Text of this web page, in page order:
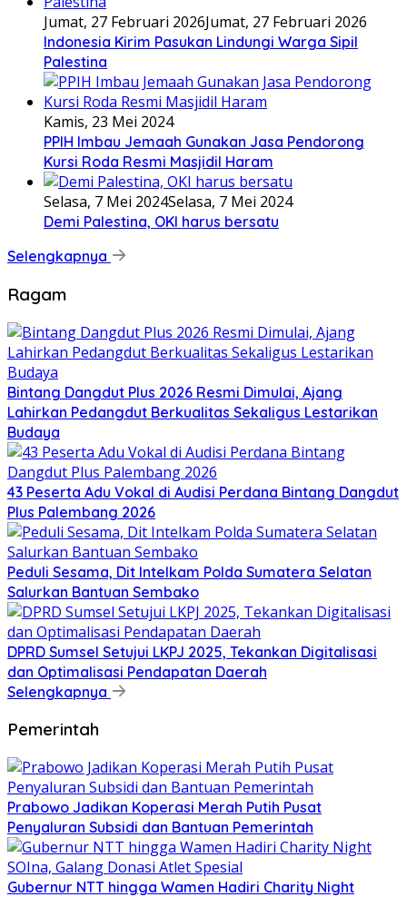
Jumat, 27 Februari 2026Jumat, 27 Februari 2026
Indonesia Kirim Pasukan Lindungi Warga Sipil
Palestina
Kamis, 23 Mei 2024
PPIH Imbau Jemaah Gunakan Jasa Pendorong
Kursi Roda Resmi Masjidil Haram
Selasa, 7 Mei 2024Selasa, 7 Mei 2024
Demi Palestina, OKI harus bersatu
Selengkapnya
Ragam
Bintang Dangdut Plus 2026 Resmi Dimulai, Ajang
Lahirkan Pedangdut Berkualitas Sekaligus Lestarikan
Budaya
43 Peserta Adu Vokal di Audisi Perdana Bintang Dangdut
Plus Palembang 2026
Peduli Sesama, Dit Intelkam Polda Sumatera Selatan
Salurkan Bantuan Sembako
DPRD Sumsel Setujui LKPJ 2025, Tekankan Digitalisasi
dan Optimalisasi Pendapatan Daerah
Selengkapnya
Pemerintah
Prabowo Jadikan Koperasi Merah Putih Pusat
Penyaluran Subsidi dan Bantuan Pemerintah
Gubernur NTT hingga Wamen Hadiri Charity Night